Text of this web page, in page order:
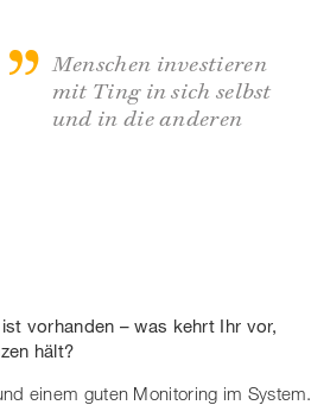
Menschen investieren
mit Ting in sich selbst
und in die anderen
vorhanden – was kehrt Ihr vor,
hält?
einem guten Monitoring im System.